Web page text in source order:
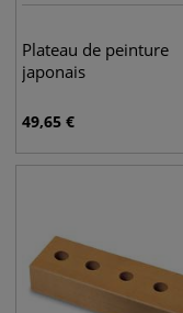
Plateau de peinture
japonais
49,65 €